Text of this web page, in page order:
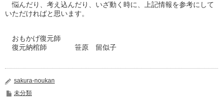
悩んだり、考え込んだり、いざ動く時に、
上記情報を参考にして
いただければと思います。
おもかげ復元師
復元納棺師 笹原 留似子
sakura-noukan
未分類